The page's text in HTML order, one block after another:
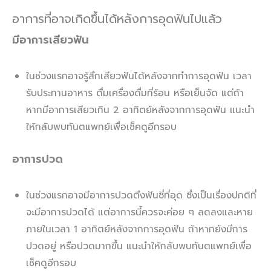
อาการที่อาจเกิดขึ้นได้หลังการอุดฟันไปแล้ว
มีอาการเสียวฟัน
ในช่วงแรกอาจรู้สึกเสียวฟันได้หลังจากทำการอุดฟัน เวลา
รับประทานอาหาร ดื่มเครื่องดื่มที่ร้อน หรือเย็นจัด แต่ถ้า
หากมีอาการเสียวเกิน 2 อาทิตย์หลังจากการอุดฟัน แนะนำ
ให้กลับพบทันตแพทย์เพื่อเช็คดูอีกรอบ
อาการปวด
ในช่วงแรกอาจมีอาการปวดตึงฟันซี่ที่อุด ซึ่งเป็นเรื่องปกติที่
จะมีอาการปวดได้ แต่อาการนี้ควรจะค่อย ๆ ลดลงและหาย
ภายในเวลา 1 อาทิตย์หลังจากการอุดฟัน ถ้าหากยังมีการ
ปวดอยู่ หรือปวดมากขึ้น แนะนำให้กลับพบทันตแพทย์เพื่อ
เช็คดูอีกรอบ